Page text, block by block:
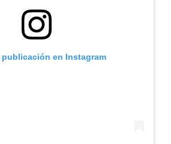
publicación en Instagram